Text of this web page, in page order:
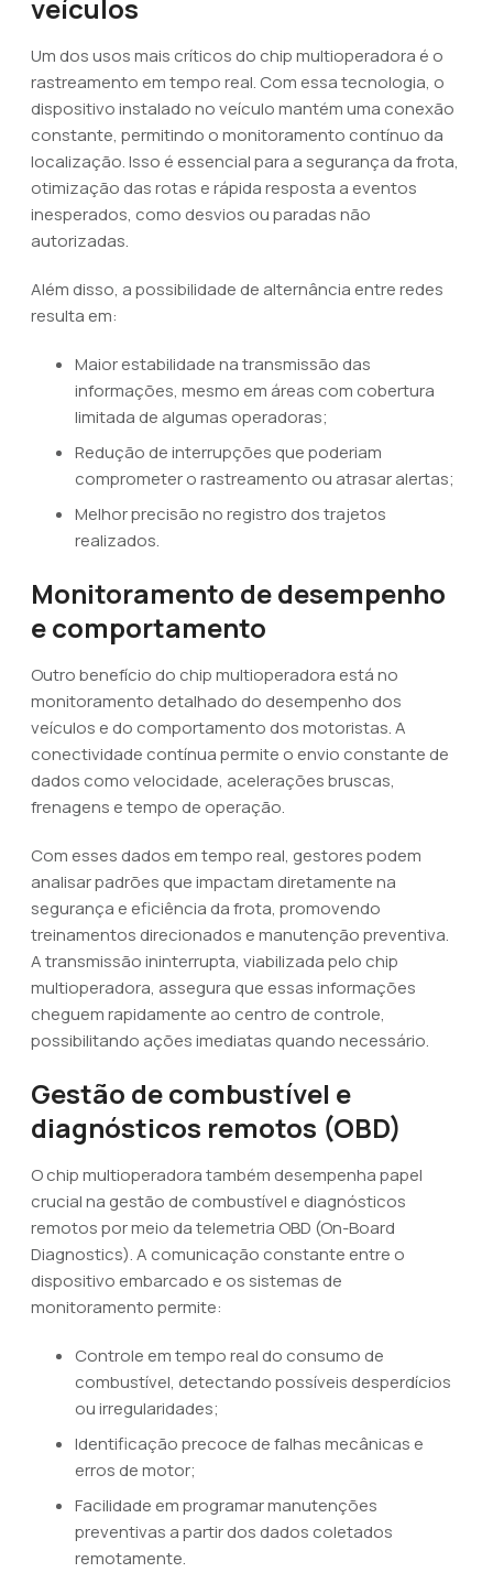
veículos
Um dos usos mais críticos do chip multioperadora é o
rastreamento em tempo real. Com essa tecnologia, o
dispositivo instalado no veículo mantém uma conexão
constante, permitindo o monitoramento contínuo da
localização. Isso é essencial para a segurança da frota,
otimização das rotas e rápida resposta a eventos
inesperados, como desvios ou paradas não
autorizadas.
Além disso, a possibilidade de alternância entre redes
resulta em:
Maior estabilidade na transmissão das
informações, mesmo em áreas com cobertura
limitada de algumas operadoras;
Redução de interrupções que poderiam
comprometer o rastreamento ou atrasar alertas;
Melhor precisão no registro dos trajetos
realizados.
Monitoramento de desempenho
e comportamento
Outro benefício do chip multioperadora está no
monitoramento detalhado do desempenho dos
veículos e do comportamento dos motoristas. A
conectividade contínua permite o envio constante de
dados como velocidade, acelerações bruscas,
frenagens e tempo de operação.
Com esses dados em tempo real, gestores podem
analisar padrões que impactam diretamente na
segurança e eficiência da frota, promovendo
treinamentos direcionados e manutenção preventiva.
A transmissão ininterrupta, viabilizada pelo chip
multioperadora, assegura que essas informações
cheguem rapidamente ao centro de controle,
possibilitando ações imediatas quando necessário.
Gestão de combustível e
diagnósticos remotos (OBD)
O chip multioperadora também desempenha papel
crucial na gestão de combustível e diagnósticos
remotos por meio da telemetria OBD (On-Board
Diagnostics). A comunicação constante entre o
dispositivo embarcado e os sistemas de
monitoramento permite:
Controle em tempo real do consumo de
combustível, detectando possíveis desperdícios
ou irregularidades;
Identificação precoce de falhas mecânicas e
erros de motor;
Facilidade em programar manutenções
preventivas a partir dos dados coletados
remotamente.